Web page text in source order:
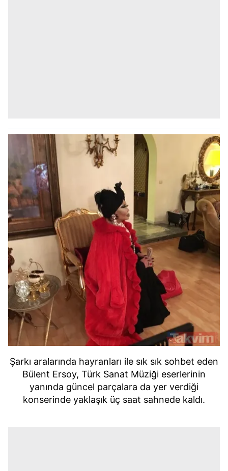
Şarkı aralarında hayranları ile sık sık sohbet eden
Bülent Ersoy, Türk Sanat Müziği eserlerinin
yanında güncel parçalara da yer verdiği
konserinde yaklaşık üç saat sahnede kaldı.